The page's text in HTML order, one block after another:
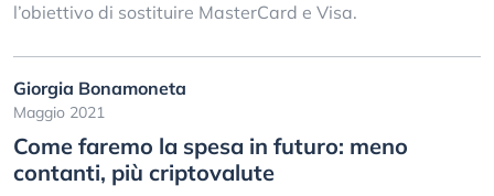
l’obiettivo di sostituire MasterCard e Visa.
Giorgia Bonamoneta
Maggio 2021
Come faremo la spesa in futuro: meno
contanti, più criptovalute